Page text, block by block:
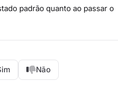
padrão quanto ao passar o
Não